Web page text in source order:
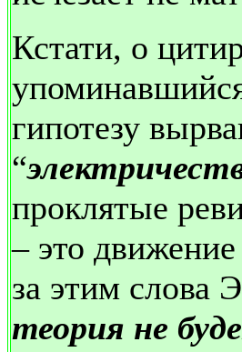
Кстати, о
гипотезу
“
проклятые
– это
за этим слова
теория не